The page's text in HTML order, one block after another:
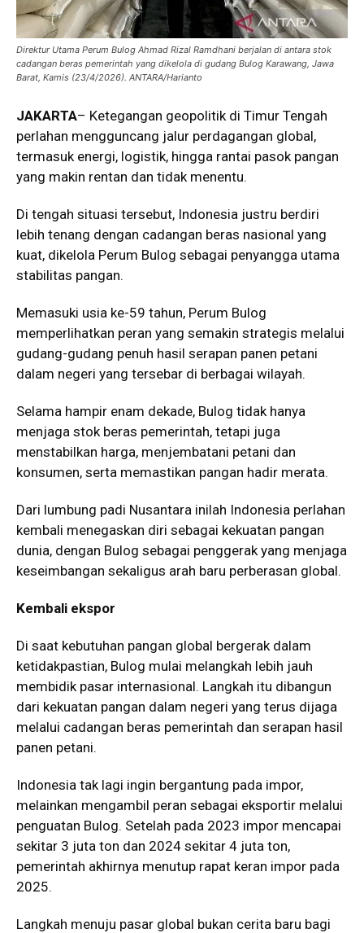
Direktur Utama Perum Bulog Ahmad Rizal Ramdhani berjalan di antara stok
cadangan beras pemerintah yang dikelola di gudang Bulog Karawang, Jawa
Barat, Kamis (23/4/2026). ANTARA/Harianto
JAKARTA– Ketegangan geopolitik di Timur Tengah
perlahan mengguncang jalur perdagangan global,
termasuk energi, logistik, hingga rantai pasok pangan
yang makin rentan dan tidak menentu.
Di tengah situasi tersebut, Indonesia justru berdiri
lebih tenang dengan cadangan beras nasional yang
kuat, dikelola Perum Bulog sebagai penyangga utama
stabilitas pangan.
Memasuki usia ke-59 tahun, Perum Bulog
memperlihatkan peran yang semakin strategis melalui
gudang-gudang penuh hasil serapan panen petani
dalam negeri yang tersebar di berbagai wilayah.
Selama hampir enam dekade, Bulog tidak hanya
menjaga stok beras pemerintah, tetapi juga
menstabilkan harga, menjembatani petani dan
konsumen, serta memastikan pangan hadir merata.
Dari lumbung padi Nusantara inilah Indonesia perlahan
kembali menegaskan diri sebagai kekuatan pangan
dunia, dengan Bulog sebagai penggerak yang menjaga
keseimbangan sekaligus arah baru perberasan global.
Kembali ekspor
Di saat kebutuhan pangan global bergerak dalam
ketidakpastian, Bulog mulai melangkah lebih jauh
membidik pasar internasional. Langkah itu dibangun
dari kekuatan pangan dalam negeri yang terus dijaga
melalui cadangan beras pemerintah dan serapan hasil
panen petani.
Indonesia tak lagi ingin bergantung pada impor,
melainkan mengambil peran sebagai eksportir melalui
penguatan Bulog. Setelah pada 2023 impor mencapai
sekitar 3 juta ton dan 2024 sekitar 4 juta ton,
pemerintah akhirnya menutup rapat keran impor pada
2025.
Langkah menuju pasar global bukan cerita baru bagi